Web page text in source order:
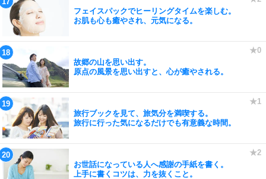
フェイスパックでヒーリングタイムを楽しむ。
お肌も心も癒やされ、元気になる。
故郷の山を思い出す。
原点の風景を思い出すと、心が癒やされる。
旅行ブックを見て、旅気分を満喫する。
旅行に行った気になるだけでも有意義な時間。
お世話になっている人へ感謝の手紙を書く。
上手に書くコツは、力を抜くこと。